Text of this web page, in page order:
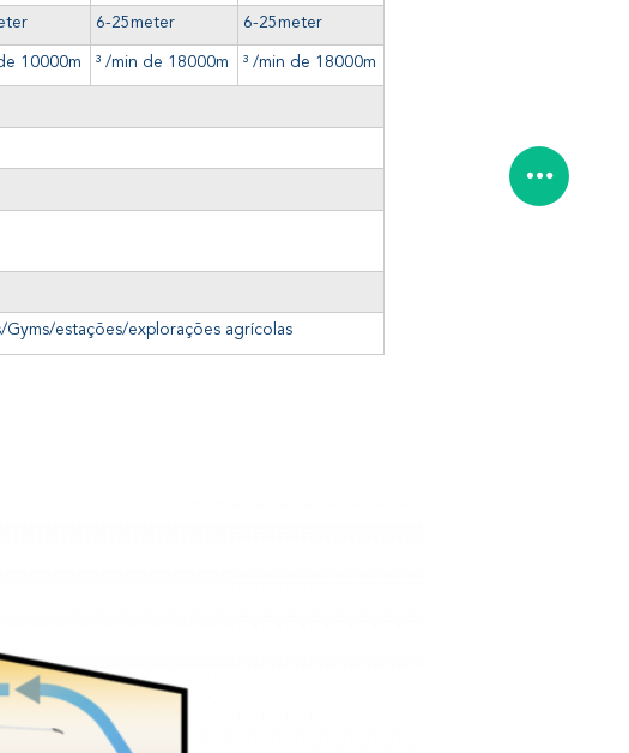
6-25meter 6-25meter
10000m ³ /min de 18000m ³ /min de 18000m
estações/explorações agrícolas